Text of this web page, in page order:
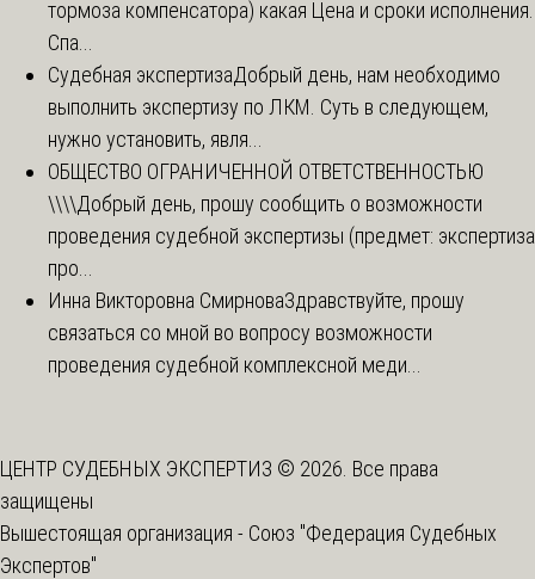
тормоза компенсатора) какая Цена и сроки исполнения.
Спа...
Судебная экспертизаДобрый день, нам необходимо
выполнить экспертизу по ЛКМ. Суть в следующем,
нужно установить, явля...
ОБЩЕСТВО ОГРАНИЧЕННОЙ ОТВЕТСТВЕННОСТЬЮ
\\\\Добрый день, прошу сообщить о возможности
проведения судебной экспертизы (предмет: экспертиза
про...
Инна Викторовна СмирноваЗдравствуйте, прошу
связаться со мной во вопросу возможности
проведения судебной комплексной меди...
ЦЕНТР СУДЕБНЫХ ЭКСПЕРТИЗ © 2026. Все права
защищены
Вышестоящая организация - Союз "Федерация Судебных
Экспертов"